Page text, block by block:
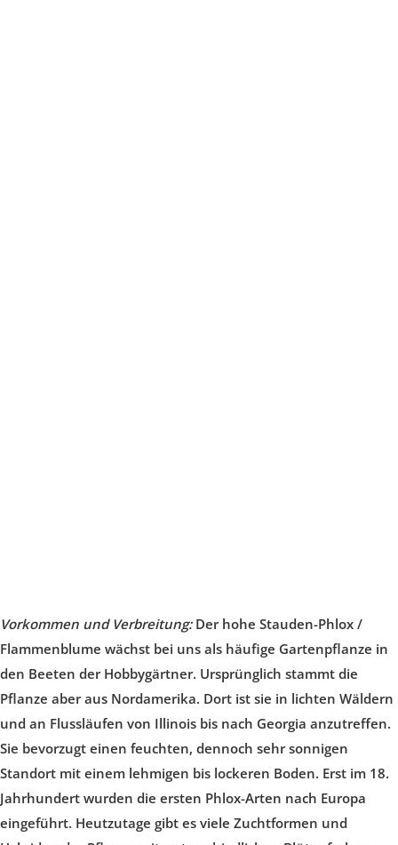
Vorkommen und Verbreitung:Der hohe Stauden-Phlox /
Flammenblume wächst bei uns als häufige Gartenpflanze in
den Beeten der Hobbygärtner. Ursprünglich stammt die
Pflanze aber aus Nordamerika. Dort ist sie in lichten Wäldern
und an Flussläufen von Illinois bis nach Georgia anzutreffen.
Sie bevorzugt einen feuchten, dennoch sehr sonnigen
Standort mit einem lehmigen bis lockeren Boden. Erst im 18.
Jahrhundert wurden die ersten Phlox-Arten nach Europa
eingeführt. Heutzutage gibt es viele Zuchtformen und